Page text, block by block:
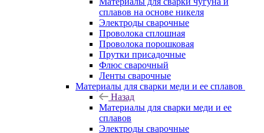
сплавов на основе никеля
Электроды сварочные
Проволока сплошная
Проволока порошковая
Прутки присадочные
Флюс сварочный
Ленты сварочные
Материалы для сварки меди и ее сплавов
Назад
Материалы для сварки меди и ее
сплавов
Электроды сварочные